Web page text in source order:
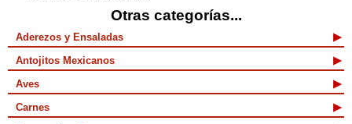
Otras categorías...
Aderezos y Ensaladas
Antojitos Mexicanos
Aves
Carnes